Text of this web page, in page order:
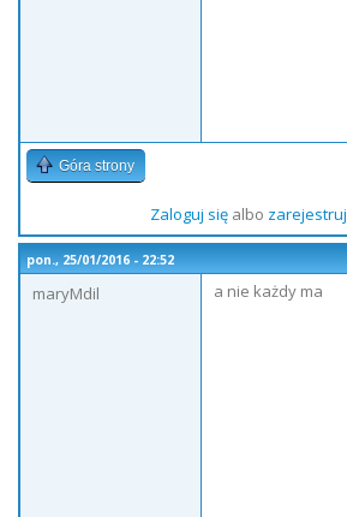
Góra strony
Zaloguj sięalbo zarejestruj
pon., 25/01/2016 - 22:52
maryMdil
a nie każdy ma